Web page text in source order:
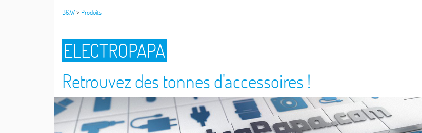
B&W> Produits
ELECTROPAPA
Retrouvez des tonnes d'accessoires !